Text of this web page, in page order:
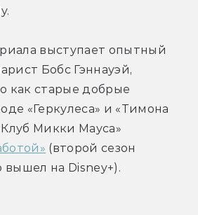
выступает опытный
Бобс Гэннауэй,
как старые добрые
«Геркулеса» и «Тимона
Микки Мауса»
(второй сезон
на Disney+).